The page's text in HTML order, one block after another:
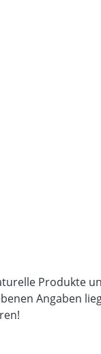
Produkte
Angaben